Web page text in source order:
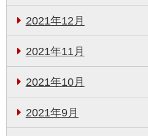
2021年12月
2021年11月
2021年10月
2021年9月